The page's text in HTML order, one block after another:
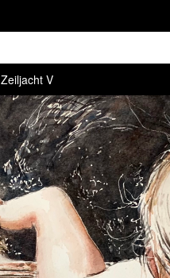
Zeiljacht V